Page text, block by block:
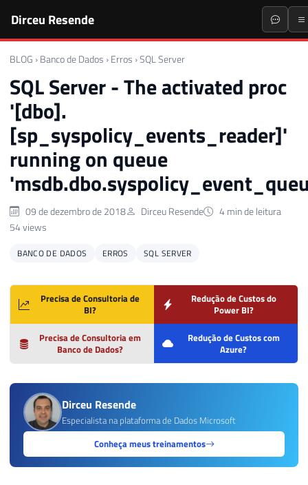
Dirceu Resende
BLOG › Banco de Dados › Erros ›SQL Server
SQL Server - The activated proc
'[dbo].
[sp_syspolicy_events_reader]'
running on queue
09 de dezembro de 2018 Dirceu Resende
4 min de leitura
54 views
BANCO DE DADOS ERROS SQL SERVER
Precisa de Consultoria de
BI?
Redução de Custos do
Power BI?
Precisa de Consultoria em
Banco de Dados?
Redução de Custos com
Azure?
Dirceu Resende
Especialista na plataforma de Dados Microsoft
Conheça meus treinamentos